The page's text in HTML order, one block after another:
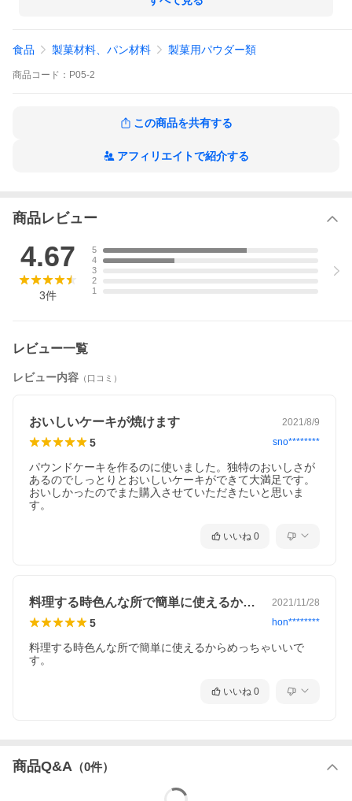
食品 製菓材料、パン材料 製菓用パウダー類
商品 コード： P05-2
この商品を共有する
アフィリエイトで紹介する
商品レビュー
4.67
3件
5
4
3
2
1
レビュー一覧
レビュー内容 （口コミ）
おいしいケーキが焼けます 2021/8/9
5 sno********
パウンドケーキを作るのに使いました。独特のおいしさが
あるのでしっとりとおいしいケーキができて大満足です。
おいしかったのでまた購入させていただきたいと思いま
す。
いいね 0
料理する時色んな所で簡単に使えるからめ… 2021/11/28
5 hon********
料理する時色んな所で簡単に使えるからめっちゃいいで
す。
いいね 0
商品Q&A （0件）